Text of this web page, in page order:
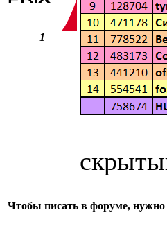
1
Чтобы писать в форуме, нужно